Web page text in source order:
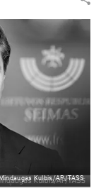
Kulbis/AP/TASS